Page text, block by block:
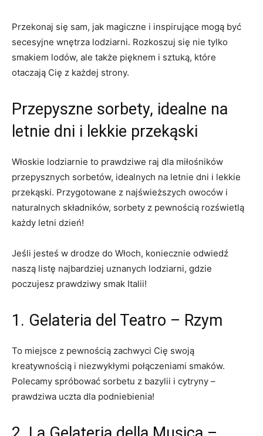
Przekonaj ‍się ⁢sam, jak magiczne i ​inspirujące mogą być
secesyjne wnętrza lodziarni. Rozkoszuj się nie ⁢tylko
smakiem ⁣lodów, ale także pięknem i ⁣sztuką, które
‍otaczają Cię z każdej strony.
Przepyszne sorbety, idealne na
letnie dni i lekkie przekąski
Włoskie lodziarnie ⁤to prawdziwe ⁤raj dla⁣ miłośników
przepysznych sorbetów, ⁢idealnych na letnie dni i lekkie
przekąski.⁣ Przygotowane z najświeższych ⁤owoców i
naturalnych składników, sorbety z pewnością rozświetlą‍
każdy letni dzień!
Jeśli jesteś w drodze do Włoch, koniecznie ​odwiedź⁤
naszą listę najbardziej‌ uznanych lodziarni, gdzie⁣
poczujesz ‍prawdziwy smak Italii!
1. Gelateria del Teatro – ​Rzym
To miejsce ⁣z ‍pewnością zachwyci Cię ​swoją
kreatywnością ⁤i niezwykłymi połączeniami smaków.
Polecamy spróbować‌ sorbetu ⁢z bazylii ​i ‍cytryny​ –
prawdziwa uczta dla podniebienia!